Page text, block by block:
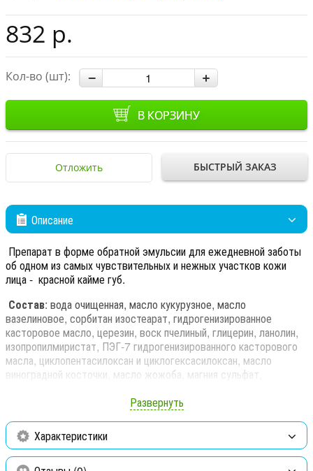
832 р.
Кол-во (шт):
В КОРЗИНУ
Отложить БЫСТРЫЙ ЗАКАЗ
Описание
Препарат в форме обратной эмульсии для ежедневной заботы
об одном из самых чувствительных и нежных участков кожи
лица - красной кайме губ.
Состав: вода очищенная, масло кукурузное, масло
вазелиновое, сорбитан изостеарат, гидрогенизированное
касторовое масло, церезин, воск пчелиный, глицерин, ланолин,
изопропилмиристат, ПЭГ-7 гидрогенизированного касторового
масла, циклопентасилоксан и циклогексасилоксан, масло
виноградной косточки, масло жожоба, магния сульфат,
диазолидинилмочевина, экстракт эхинацеи, экстракт хмеля,
(пропиленгликоль, гидрокситолуена бутилат,
аскорбилпальмитат, глицерилстеарат, кислота лимонная),
пропилпарабен, масло облепиховое, масло эфирное герани,
Развернуть
Характеристики